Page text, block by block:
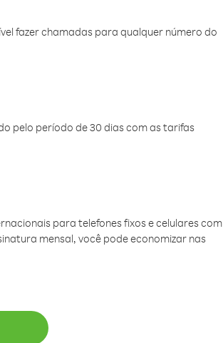
fazer chamadas para qualquer número do
pelo período de 30 dias com as tarifas
para telefones fixos e celulares com
mensal, você pode economizar nas